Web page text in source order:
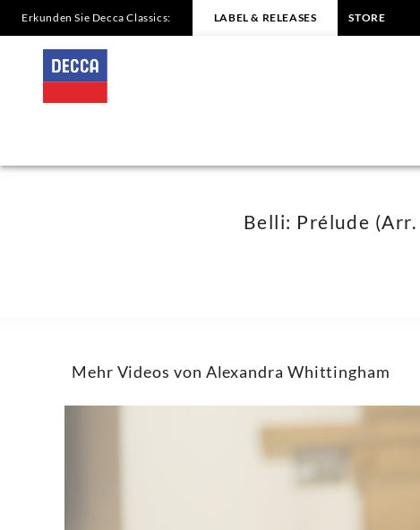
Belli:
Prélude
Lewin
Alexandra
Erkunden Sie Decca Classics: LABEL & RELEASES STORE
Belli: Prélude
Mehr Videos von Alexandra Whittingham